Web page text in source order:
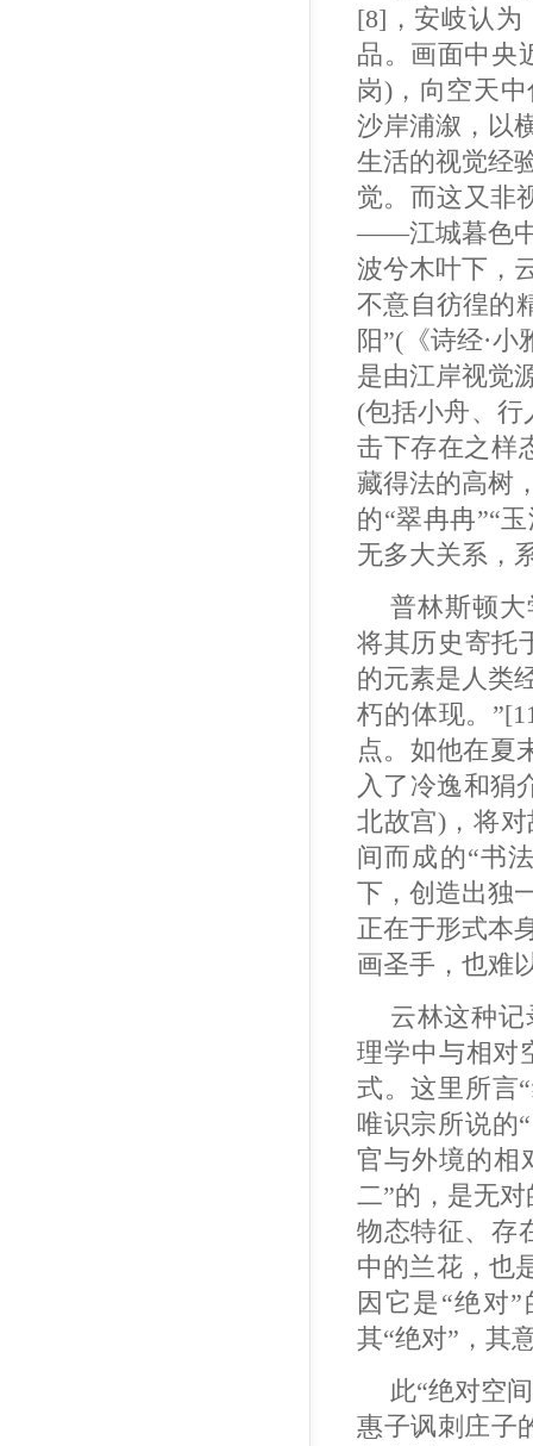
[8]，安岐认为
品。画面中央
岗)，向空天
沙岸浦溆，以
生活的视觉经
觉。而这又非
——江城暮色中
波兮木叶下，
不意自彷徨的
阳”(《诗经·
是由江岸视觉
(包括小舟、
击下存在之样
藏得法的高树
的“翠冉冉”“
无多大关系，
普林斯顿大
将其历史寄
的元素是人类
朽的体现。
点。如他在夏
入了冷逸和狷
北故宫)，将
间而成的“书
下，创造出独
正在于形式本
画圣手，也难
云林这种
理学中与相对
式。这里所言
唯识宗所说的
官与外境的相
二”的，是无
物态特征、存
中的兰花，也
因它是“绝对
其“绝对”，其
此“绝对空
惠子讽刺庄子